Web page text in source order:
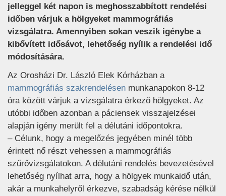
jelleggel két napon is meghosszabbított rendelési
időben várjuk a hölgyeket mammográfiás
vizsgálatra. Amennyiben sokan veszik igénybe a
kibővített idősávot, lehetőség nyílik a rendelési idő
módosítására.
Az Orosházi Dr. László Elek Kórházban a
mammográfiás szakrendelésen munkanapokon 8-12
óra között várjuk a vizsgálatra érkező hölgyeket. Az
utóbbi időben azonban a páciensek visszajelzései
alapján igény merült fel a délutáni időpontokra.
– Célunk, hogy a megelőzés jegyében minél több
érintett nő részt vehessen a mammográfiás
szűrővizsgálatokon. A délutáni rendelés bevezetésével
lehetőség nyílhat arra, hogy a hölgyek munkaidő után,
akár a munkahelyről érkezve, szabadság kérése nélkül